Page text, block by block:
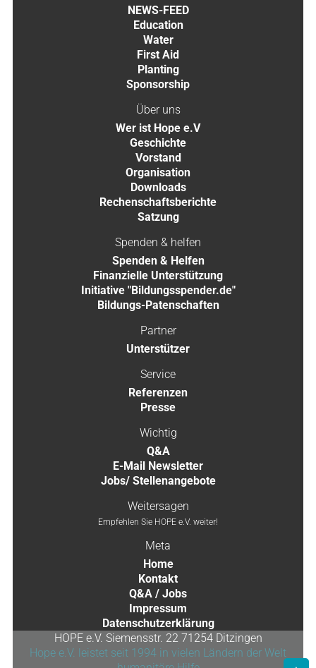
NEWS-FEED
Education
Water
First Aid
Planting
Sponsorship
Über uns
Wer ist Hope e.V
Geschichte
Vorstand
Organisation
Downloads
Rechenschaftsberichte
Satzung
Spenden & helfen
Spenden & Helfen
Finanzielle Unterstützung
Initiative "Bildungsspender.de"
Bildungs-Patenschaften
Partner
Unterstützer
Service
Referenzen
Presse
Wichtig
Q&A
E-Mail Newsletter
Jobs/ Stellenangebote
Weitersagen
Empfehlen Sie HOPE e.V. weiter!
Meta
Home
Kontakt
Q&A / Jobs
Impressum
Datenschutzerklärung
HOPE e.V. Siemensstr. 22 71254 Ditzingen
Hope e.V. leistet seit 1994 in vielen Ländern der Welt